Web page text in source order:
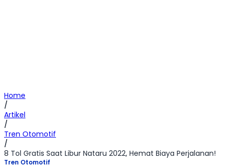
Home
/
Artikel
/
Tren Otomotif
/
8 Tol Gratis Saat Libur Nataru 2022, Hemat Biaya Perjalanan!
Tren Otomotif